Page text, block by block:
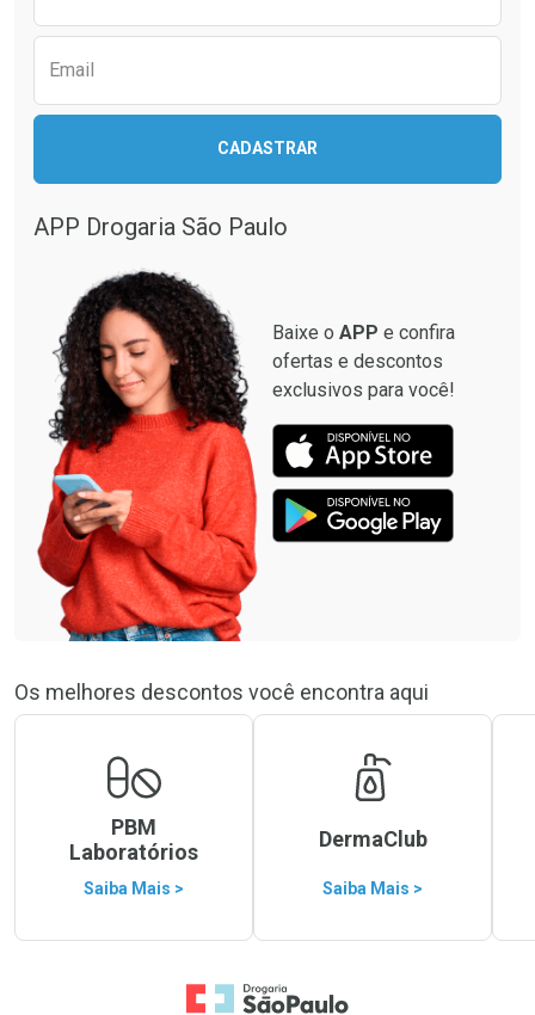
Email
CADASTRAR
APP Drogaria São Paulo
Baixe o APP e confira
ofertas e descontos
exclusivos para você!
Os melhores descontos você encontra aqui
PBM
Laboratórios
Saiba Mais >
DermaClub
Saiba Mais >
Ir para a Home